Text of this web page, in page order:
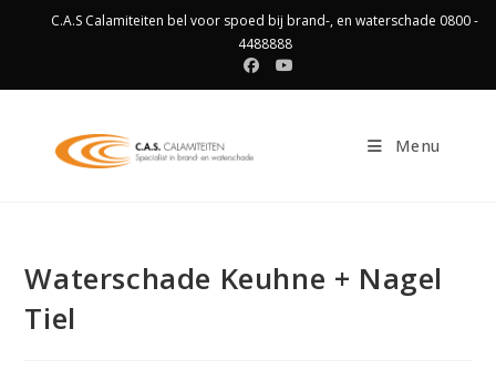
C.A.S Calamiteiten bel voor spoed bij brand-, en waterschade 0800 -
4488888
Menu
Waterschade Keuhne + Nagel
Tiel